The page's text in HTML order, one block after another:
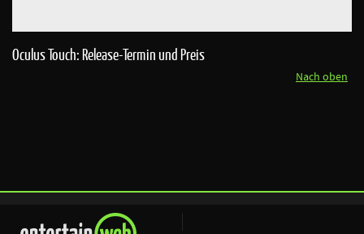
Oculus Touch: Release-Termin und Preis
Nach oben